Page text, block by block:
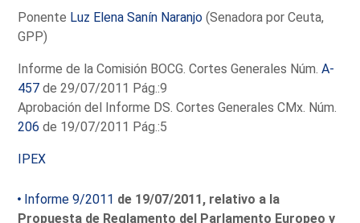
Ponente Luz Elena Sanín Naranjo (Senadora por Ceuta,
GPP)
Informe de la Comisión BOCG. Cortes Generales Núm.A-
457 de 29/07/2011 Pág.:9
Aprobación del Informe DS. Cortes Generales CMx. Núm.
206 de 19/07/2011 Pág.:5
IPEX
Informe 9/2011 de 19/07/2011, relativo a la
Propuesta de Reglamento del Parlamento Europeo y